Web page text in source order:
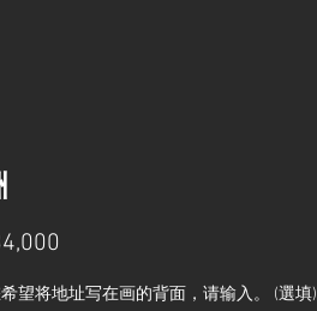
望将地址写在画的背面，请输入。 (選填)